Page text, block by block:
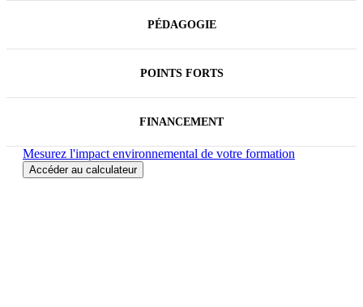
PÉDAGOGIE
POINTS FORTS
FINANCEMENT
Mesurez l'impact environnemental de votre formation
Accéder au calculateur